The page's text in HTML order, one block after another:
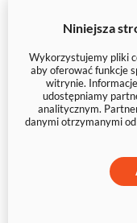
Niniejsza
Wykorzystujemy pliki
aby oferować funkcje
witrynie.
udostępniamy
analitycznym.
danymi otrzymanymi